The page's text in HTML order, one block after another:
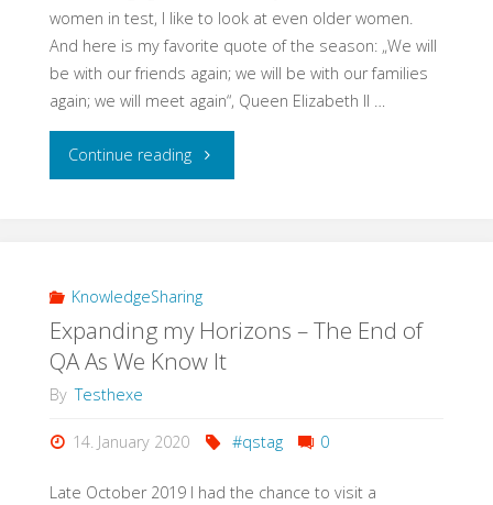
women in test, I like to look at even older women.
And here is my favorite quote of the season: „We will
be with our friends again; we will be with our families
again; we will meet again“, Queen Elizabeth II …
Continue reading"We’ll
KnowledgeSharing
Expanding my Horizons – The End of
QA As We Know It
By Testhexe
14. January 2020 #qstag 0
Late October 2019 I had the chance to visit a